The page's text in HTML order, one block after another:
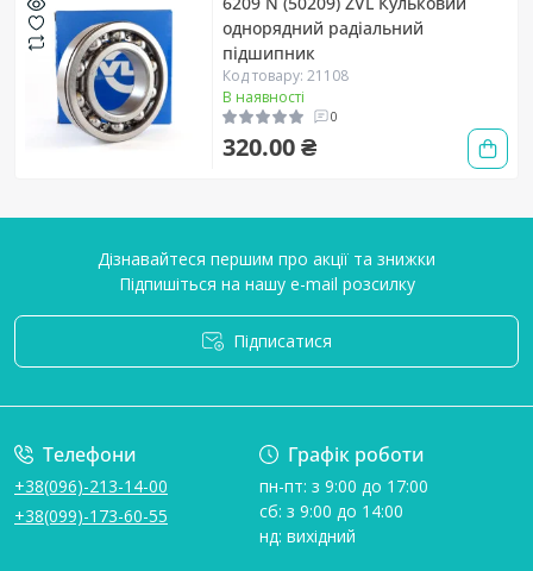
однорядний радіальний
підшипник
Код товару: 21108
В наявності
0
320.00 ₴
Дізнавайтеся першим про акції та знижки
Підпишіться на нашу e-mail розсилку
Підписатися
Телефони
+38(096)-213-14-00
+38(099)-173-60-55
Графік роботи
пн-пт: з 9:00 до 17:00
сб: з 9:00 до 14:00
нд: вихідний